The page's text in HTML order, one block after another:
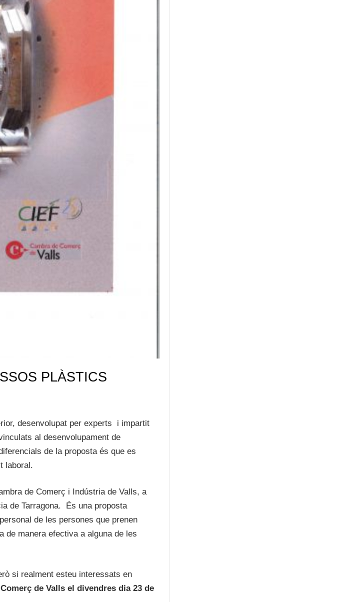
PLÀSTICS
desenvolupat per experts i impartit
al desenvolupament de
de la proposta és que es
laboral.
de Comerç i Indústria de Valls, a
de Tarragona. És una proposta
de les persones que prenen
de manera efectiva a alguna de les
si realment esteu interessats en
de Valls el divendres dia 23 de